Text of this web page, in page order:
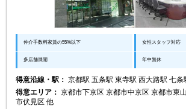
仲介手数料家賃の55%以下 女性スタッフ対応
多店舗展開 年中無休
得意沿線・駅： 京都駅 五条駅 東寺駅 西大路駅 七条
得意エリア： 京都市下京区 京都市中京区 京都市東
市伏見区 他